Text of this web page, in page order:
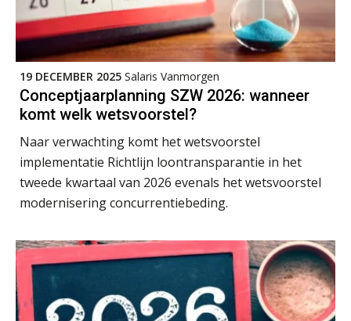
19 DECEMBER 2025 Salaris Vanmorgen
Conceptjaarplanning SZW 2026: wanneer
komt welk wetsvoorstel?
Naar verwachting komt het wetsvoorstel
implementatie Richtlijn loontransparantie in het
tweede kwartaal van 2026 evenals het wetsvoorstel
modernisering concurrentiebeding.